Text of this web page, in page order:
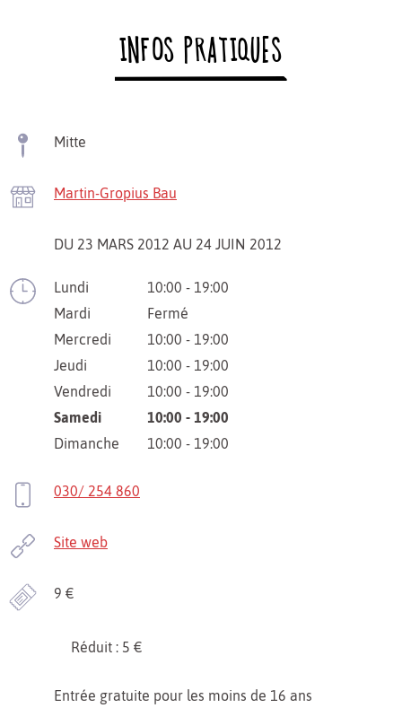
INFOS PRATIQUES
Mitte
Martin-Gropius Bau
DU 23 MARS 2012 AU 24 JUIN 2012
Lundi
10:00 - 19:00
Mardi
Fermé
Mercredi
10:00 - 19:00
Jeudi
10:00 - 19:00
Vendredi
10:00 - 19:00
Samedi
10:00 - 19:00
Dimanche
10:00 - 19:00
030/ 254 860
Site web
9 €
Réduit : 5 €
Entrée gratuite pour les moins de 16 ans